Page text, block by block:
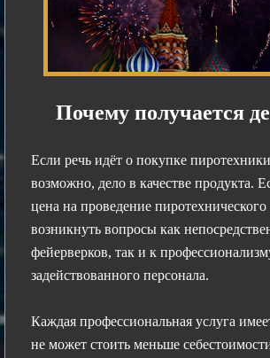
Почему получается
Если речь идёт о покупке
возможно, дело в качестве продукта.
цена на проведение
возникнуть вопросы как
фейерверков, так и к
задействованного персонала.
Каждая профессиональная услуга
не может стоить меньше